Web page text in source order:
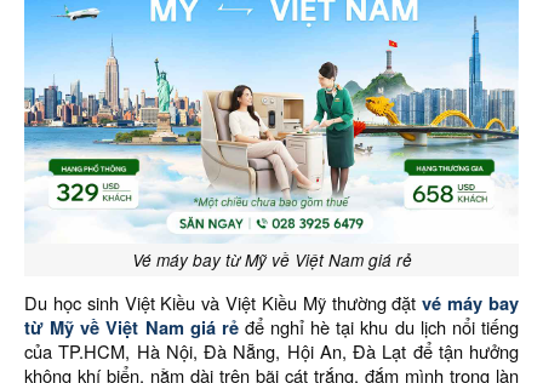
Vé máy bay từ Mỹ về Việt Nam giá rẻ
Du học sinh Việt Kiều và Việt Kiều Mỹ thường đặtvé máy bay
từ Mỹ về Việt Nam giá rẻđể nghỉ hè tại khu du lịch nổi tiếng
của TP.HCM, Hà Nội, Đà Nẵng, Hội An, Đà Lạt để tận hưởng
không khí biển, nằm dài trên bãi cát trắng, đắm mình trong làn